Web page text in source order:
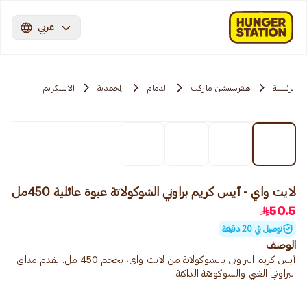
عربي
الرئيسية هنقرستيشن ماركت الدمام المحمدية الآيسكريم
لايت واي - آيس كريم براوني الشوكولاتة عبوة عائلية 450مل
50.5
توصيل في 20 دقيقة
الوصف
أيس كريم البراوني بالشوكولاتة من لايت واي، بحجم 450 مل. يقدم مذاق
البراوني الغني والشوكولاتة الداكنة.